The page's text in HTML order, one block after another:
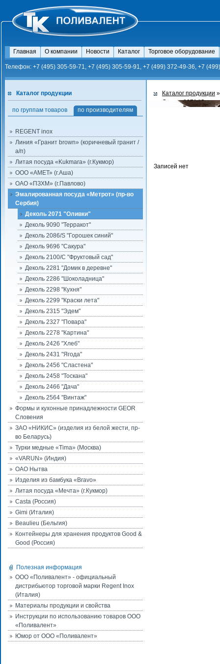
Главная О компании Новости Каталог Торговое оборудование
Телефон: +7 (495) 305-59-71, +7 (495) 305-59-91, +7 (499) 372-49-36, +7
Каталог продукции
по группам товаров по производителям
REGENT inox
Линия «Гранит brown» (коричневый гранит /
а/п)
Литая посуда «Kukmara» (г.Кукмор)
ООО «АМЕТ» (г.Аша)
ОАО «ПЗХМ» (г.Павлово)
Эмалированная посуда «Метрот» (пр-во
Сербия)
Деколь 2071 "Оливки"
Деколь 9090 "Терракот"
Деколь 2086/S "Горошек синий"
Деколь 9696 "Сакура"
Деколь 2100/С "Фруктовый сад"
Деколь 2281 "Домик в деревне"
Деколь 2286 "Шоколадница"
Деколь 2298 "Кухня"
Деколь 2299 "Краски лета"
Деколь 2315 "Эдем"
Деколь 2327 "Повара"
Деколь 2278 "Картина"
Деколь 2426 "Хлеб"
Деколь 2431 "Ягода"
Деколь 2456 "Сластена"
Деколь 2458 "Тоскана"
Деколь 2466 "Дача"
Деколь 2564 "Винтаж"
Формы и кухонные принадлежности GEOR
Словения
ЗАО «НИКИС» (изделия из белой жести, пр-
во Беларусь)
Турки медные «Tima» (Москва)
«VARUN» (Индия)
ОАО Нытва
Изделия из бамбука «Bravo»
Литая посуда «Мечта» (г.Кукмор)
Casta (Россия)
Gimi (Италия)
Beaulieu (Бельгия)
Контейнеры для хранения продуктов Good &
Good (Россия)
Полезная информация
ООО «Поливалент» - официальный
дистрибьютор торговой марки Regent Inox
(Италия)
Материалы продукции и свойства
Инструкции по использованию товаров ООО
«Поливалент»
Юмор от ООО «Поливалент»
Каталог продукции
Деколь 2071
Записей нет